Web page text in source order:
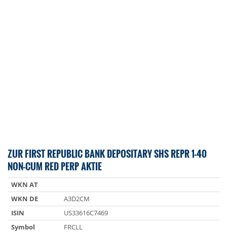
ZUR FIRST REPUBLIC BANK DEPOSITARY SHS REPR 1-40
NON-CUM RED PERP AKTIE
WKN AT
WKN DE
A3D2CM
ISIN
US33616C7469
Symbol
FRCLL